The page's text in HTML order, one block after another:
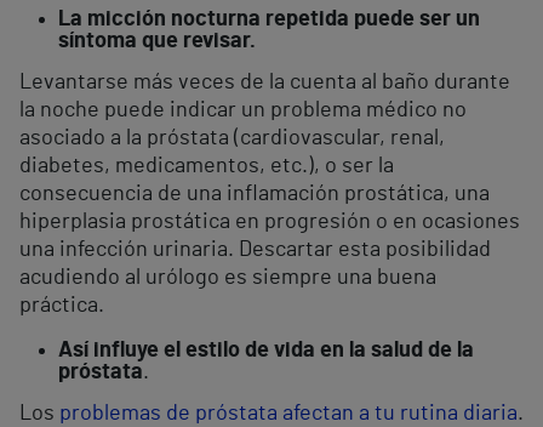
La micción nocturna repetida puede ser un
síntoma que revisar.
Levantarse más veces de la cuenta al baño durante
la noche puede indicar un problema médico no
asociado a la próstata (cardiovascular, renal,
diabetes, medicamentos, etc.), o ser la
consecuencia de una inflamación prostática, una
hiperplasia prostática en progresión o en ocasiones
una infección urinaria. Descartar esta posibilidad
acudiendo al urólogo es siempre una buena
práctica.
Así influye el estilo de vida en la salud de la
próstata.
Los problemas de próstata afectan a tu rutina diaria.